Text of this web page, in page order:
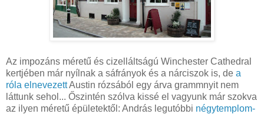
Az impozáns méretű és cizelláltságú Winchester Cathedral
kertjében már nyílnak a sáfrányok és a nárciszok is, de a
róla elnevezettAustin rózsából egy árva grammnyit nem
láttunk sehol... Őszintén szólva kissé el vagyunk már szokva
az ilyen méretű épületektől: András legutóbbi négytemplom-